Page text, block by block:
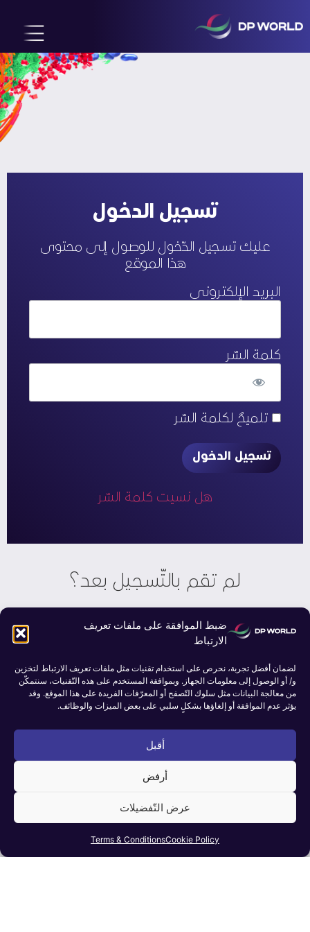
ضبط الموافقة على ملفات تعريف
الارتباط
لضمان أفضل تجربة، نحرص على استخدام تقنيات مثل ملفات تعريف الارتباط لتخزين
و/ أو الوصول إلى معلومات الجهاز. وبموافقة المستخدم على هذه التّقنيات، سنتمكّن
من معالجة البيانات مثل سلوك التّصفح أو المعرّفات الفريدة على هذا الموقع. وقد
يؤثر عدم الموافقة أو إلغاؤها بشكلٍ سلبي على بعض الميزات والوظائف.
أقبل
أرفض
عرض التّفضيلات
Cookie Policy
Terms & Conditions
لم تقم بالتّسجيل بعد؟
قم بإعداد حسابك المجانيّ في
أقلّ من دقيقة!
سجل الآن
CLICK HERE
تسجيل موظفي دي بي ورلد.
تسجيل الدخول
عليك تسجيل الدّخول للوصول إلى محتوى
هذا الموقع
البريد الإلكتروني
كلمة السّر
تلميحٌ لكلمة السّر
هل نسيت كلمة السّر